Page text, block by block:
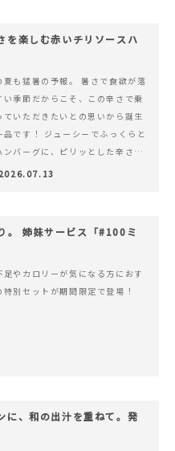
を楽しむ赤いチリソースハ
夏も猛暑の予報。 暑さで食欲が落
い季節だからこそ、この辛さで乗
ていただきたいとの思いから誕生
品です！ ジューシーでふっくらと
ンバーグに、ピリッとした辛さと
い旨みが楽しめる特製チリソース
続きを読む ピリッと刺激のあ
2026.07.13
。 姉妹サービス「#100ミ
足やカロリーが気になる方におす
特別セットが期間限定で登場！
に、和の出汁を重ねて。発